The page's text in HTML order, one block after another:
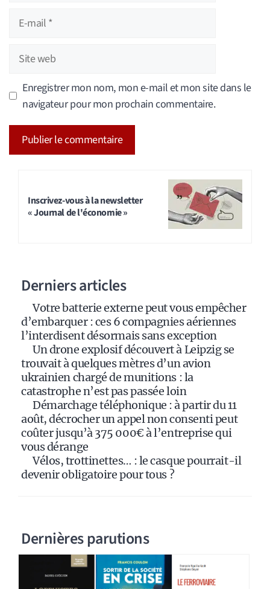
Site
web
Enregistrer mon nom, mon e-mail et mon site dans le
navigateur pour mon prochain commentaire.
Inscrivez-vous à la newsletter
« Journal de l'économie »
Derniers articles
Votre batterie externe peut vous empêcher
d’embarquer : ces 6 compagnies aériennes
l’interdisent désormais sans exception
Un drone explosif découvert à Leipzig se
trouvait à quelques mètres d’un avion
ukrainien chargé de munitions : la
catastrophe n’est pas passée loin
Démarchage téléphonique : à partir du 11
août, décrocher un appel non consenti peut
coûter jusqu’à 375 000€ à l’entreprise qui
vous dérange
Vélos, trottinettes… : le casque pourrait-il
devenir obligatoire pour tous ?
Dernières parutions